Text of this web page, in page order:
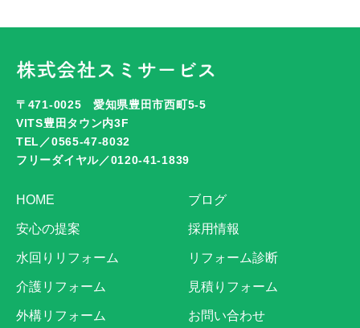
〒471-0025 愛知県豊田市西町5-5
VITS豊田タウン内3F
TEL／0565-47-8032
フリーダイヤル／0120-41-1839
HOME ブログ
安心の提案 採用情報
水回りリフォーム リフォーム診断
介護リフォーム 見積りフォーム
外構リフォーム お問い合わせ